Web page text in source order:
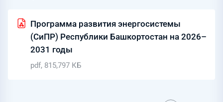
Программа развития энергосистемы
(СиПР) Республики Башкортостан на 2026–
2031 годы
pdf, 815,797 КБ